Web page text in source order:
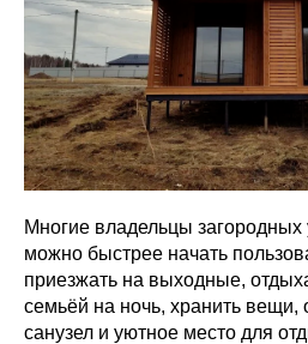
Многие владельцы загородных
можно быстрее начать
приезжать на выходные,
семьёй на ночь, хранить вещи,
санузел и уютное место для